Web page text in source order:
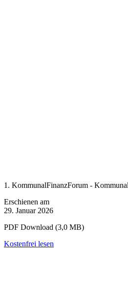
1. KommunalFinanzForum -
Erschienen am
29. Januar 2026
PDF Download (3,0 MB)
Kostenfrei lesen